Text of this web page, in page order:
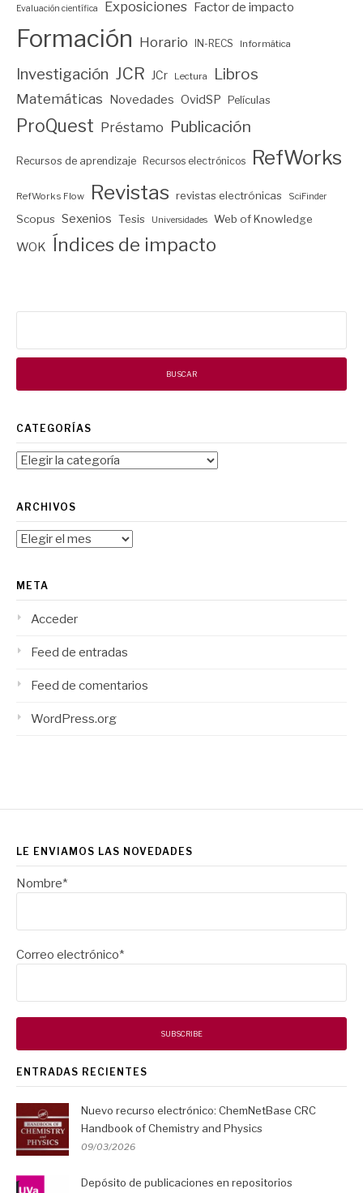
Evaluación científica Exposiciones Factor de impacto
Formación Horario IN-RECS Informática
Investigación JCR JCr Lectura Libros
Matemáticas Novedades OvidSP Películas
ProQuest Préstamo Publicación
Recursos de aprendizaje Recursos electrónicos RefWorks
RefWorks Flow Revistas revistas electrónicas SciFinder
Scopus Sexenios Tesis Universidades Web of Knowledge
WOK Índices de impacto
CATEGORÍAS
Categorías
ARCHIVOS
Archivos
META
Acceder
Feed de entradas
Feed de comentarios
WordPress.org
LE ENVIAMOS LAS NOVEDADES
Nombre*
Correo electrónico*
ENTRADAS RECIENTES
Nuevo recurso electrónico: ChemNetBase CRC
Handbook of Chemistry and Physics
09/03/2026
Depósito de publicaciones en repositorios